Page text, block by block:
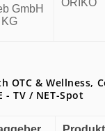
GmbH
ORIKO
OTC & Wellness,
- TV / NET-Spot